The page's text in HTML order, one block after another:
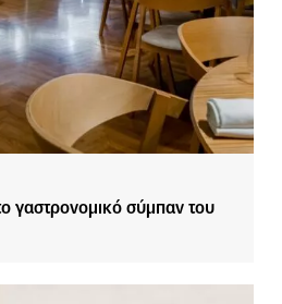
γαστρονομικό σύμπαν του